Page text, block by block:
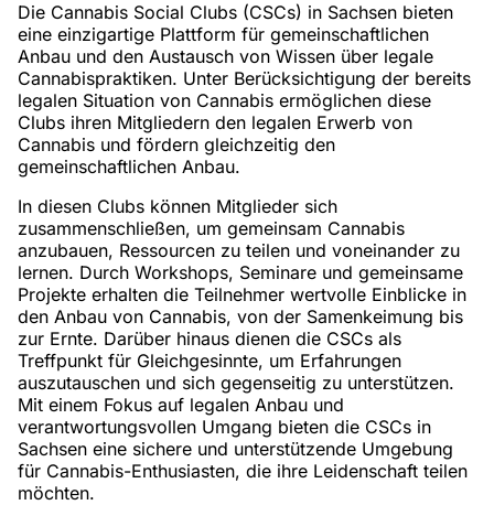
Die Cannabis Social Clubs (CSCs) in Sachsen bieten
eine einzigartige Plattform für gemeinschaftlichen
Anbau und den Austausch von Wissen über legale
Cannabispraktiken. Unter Berücksichtigung der bereits
legalen Situation von Cannabis ermöglichen diese
Clubs ihren Mitgliedern den legalen Erwerb von
Cannabis und fördern gleichzeitig den
gemeinschaftlichen Anbau.
In diesen Clubs können Mitglieder sich
zusammenschließen, um gemeinsam Cannabis
anzubauen, Ressourcen zu teilen und voneinander zu
lernen. Durch Workshops, Seminare und gemeinsame
Projekte erhalten die Teilnehmer wertvolle Einblicke in
den Anbau von Cannabis, von der Samenkeimung bis
zur Ernte. Darüber hinaus dienen die CSCs als
Treffpunkt für Gleichgesinnte, um Erfahrungen
auszutauschen und sich gegenseitig zu unterstützen.
Mit einem Fokus auf legalen Anbau und
verantwortungsvollen Umgang bieten die CSCs in
Sachsen eine sichere und unterstützende Umgebung
für Cannabis-Enthusiasten, die ihre Leidenschaft teilen
möchten.